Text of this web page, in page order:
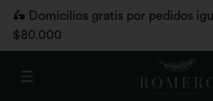
🛵 Domicilios gratis por pedidos
$80.000
Abrir menu de navegación